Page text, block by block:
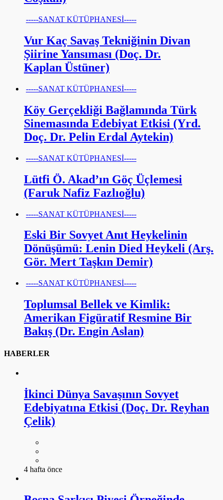
-----SANAT KÜTÜPHANESİ-----
Vur Kaç Savaş Tekniğinin Divan
Şiirine Yansıması (Doç. Dr.
Kaplan Üstüner)
-----SANAT KÜTÜPHANESİ-----
Köy Gerçekliği Bağlamında Türk
Sinemasında Edebiyat Etkisi (Yrd.
Doç. Dr. Pelin Erdal Aytekin)
-----SANAT KÜTÜPHANESİ-----
Lütfi Ö. Akad’ın Göç Üçlemesi
(Faruk Nafiz Fazlıoğlu)
-----SANAT KÜTÜPHANESİ-----
Eski Bir Sovyet Anıt Heykelinin
Dönüşümü: Lenin Died Heykeli (Arş.
Gör. Mert Taşkın Demir)
-----SANAT KÜTÜPHANESİ-----
Toplumsal Bellek ve Kimlik:
Amerikan Figüratif Resmine Bir
Bakış (Dr. Engin Aslan)
HABERLER
İkinci Dünya Savaşının Sovyet
Edebiyatına Etkisi (Doç. Dr. Reyhan
Çelik)
4 hafta önce